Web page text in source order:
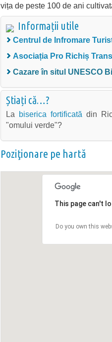
vița de peste 100 de ani
Informații utile
Centrul de Infromare
Asociația Pro Richiș
Cazare în situl UNESCO
Știați că…?
La biserica fortificată din
"omului verde"?
Poziţionare pe hartă
This page can't
Do you own this